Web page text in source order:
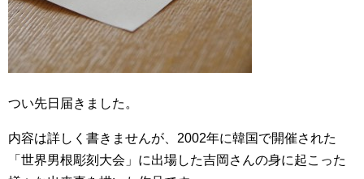
つい先日届きました。
内容は詳しく書きませんが、2002年に韓国で開催された
「世界男根彫刻大会」に出場した吉岡さんの身に起こった